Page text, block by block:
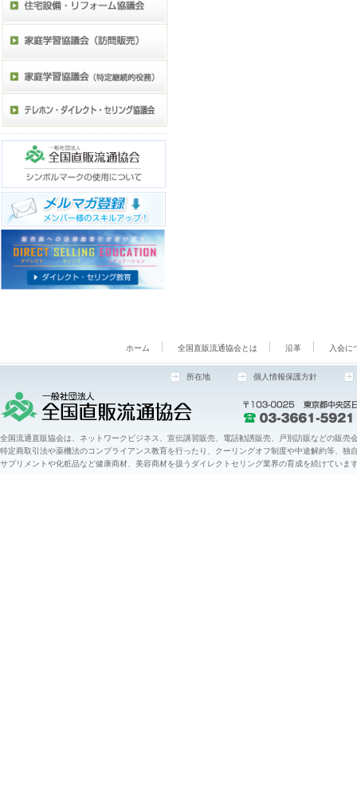
ホーム 全国直販流通協会とは 沿革 入会に
所在地 個人情報保護方針
全国流通直販協会は、ネットワークビジネス、宣伝講習販売、電話勧誘販売、戸別訪販などの販売
特定商取引法や薬機法のコンプライアンス教育を行ったり、クーリングオフ制度や中途解約等、
サプリメントや化粧品など健康商材、美容商材を扱うダイレクトセリング業界の育成を続けていま